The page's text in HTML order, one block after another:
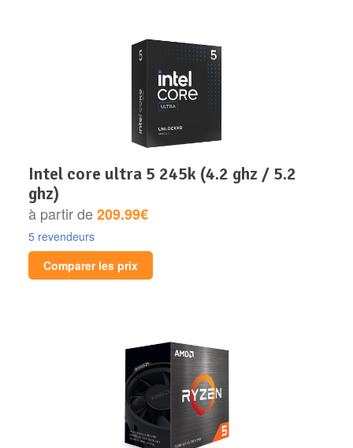
intel core ultra 5 245k (4.2 ghz / 5.2
ghz)
à partir de209.99€
5 revendeurs
Comparer les prix